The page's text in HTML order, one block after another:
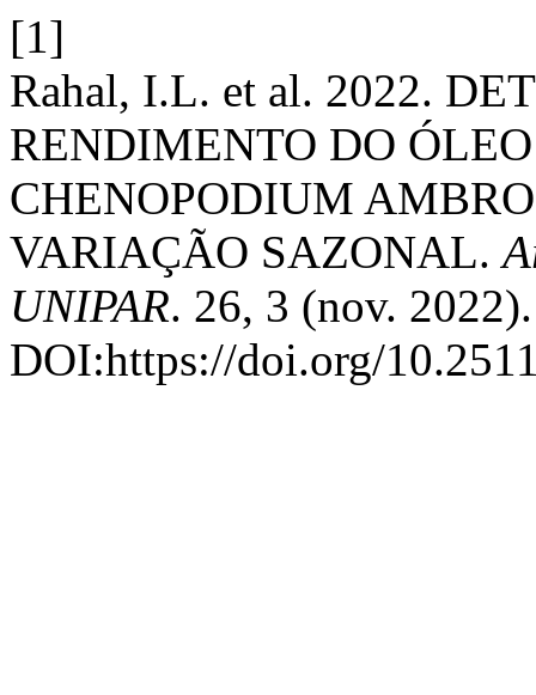
[1]
Rahal, I.L. et al. 2022.
RENDIMENTO DO
CHENOPODIUM
VARIAÇÃO SAZONAL.
UNIPAR. 26, 3 (nov. 2022).
DOI:https://doi.org/